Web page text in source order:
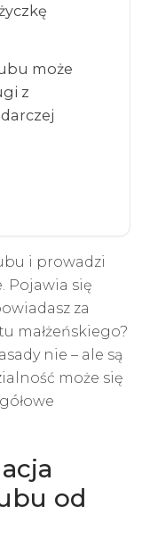
może
z
i prowadzi
Pojawia się
za
małżeńskiego?
nie – ale są
może się
od